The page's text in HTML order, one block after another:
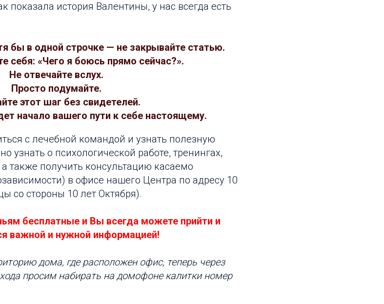
показала история Валентины, у нас всегда есть
бы в одной строчке — не закрывайте статью.
себя: «Чего я боюсь прямо сейчас?».
Не отвечайте вслух.
Просто подумайте.
этот шаг без свидетелей.
начало вашего пути к себе настоящему.
с лечебной командой и узнать полезную
узнать о психологической работе, тренингах,
также получить консультацию касаемо
в офисе нашего Центра по адресу 10
со стороны 10 лет Октября).
бесплатные и Вы всегда можете прийти и
важной и нужной информацией!
дома, где расположен офис, теперь через
просим набирать на домофоне калитки номер